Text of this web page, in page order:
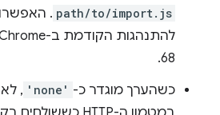
path/to/import.js
.
68.
כשהערך מוגדר כ- 'none'
,